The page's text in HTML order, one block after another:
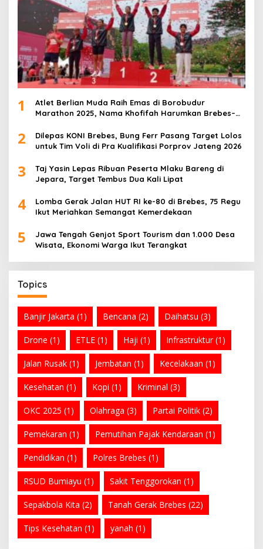
1
Atlet Berlian Muda Raih Emas di Borobudur
Marathon 2025, Nama Khofifah Harumkan Brebes–
2
Dilepas KONI Brebes, Bung Ferr Pasang Target Lolos
untuk Tim Voli di Pra Kualifikasi Porprov Jateng 2026
3
Taj Yasin Lepas Ribuan Peserta Mlaku Bareng di
Jepara, Target Tembus Dua Kali Lipat
4
Lomba Gerak Jalan HUT RI ke-80 di Brebes, 75 Regu
Ikut Meriahkan Semangat Kemerdekaan
5
Jawa Tengah Genjot Sport Tourism dan 1.000 Desa
Wisata, Ekonomi Warga Ikut Terangkat
Topics
Banjir Jakarta (1) Bencana (2) Daihatsu (3)
Drone (1) ETLE (1) Haji (1) Infrastruktur(1)
Jalan Rusak (1) Jembatan (1) Kecelakaan (1)
Kesehatan (1) Kopi (1) Kriminal (3)
OKC 2025 (1) Olahraga (3) Partai Politik (2)
Pemekaran (1) Pemutihan Pajak Kendaraan (1)
Pendidikan (1) Polres Brebes (1)
RSUD Bumiayu (1) Sakit Tenggorokan (1)
Sepakbola Kita (2) Tanah Gerak Brebes (22)
Tips Kesehatan (1) yanah (1)